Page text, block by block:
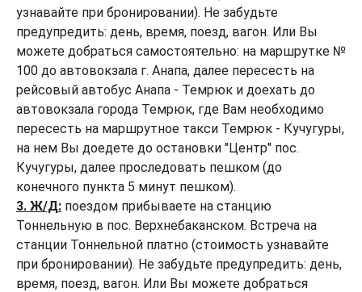
узнавайте при бронировании). Не забудьте
предупредить: день, время, поезд, вагон. Или Вы
можете добраться самостоятельно: на маршрутке №
100 до автовокзала г. Анапа, далее пересесть на
рейсовый автобус Анапа - Темрюк и доехать до
автовокзала города Темрюк, где Вам необходимо
пересесть на маршрутное такси Темрюк - Кучугуры,
на нем Вы доедете до остановки "Центр" пос.
Кучугуры, далее проследовать пешком (до
конечного пункта 5 минут пешком).
3. Ж/Д: поездом прибываете на станцию
Тоннельную в пос. Верхнебаканском. Встреча на
станции Тоннельной платно (стоимость узнавайте
при бронировании). Не забудьте предупредить: день,
время, поезд, вагон. Или Вы можете добраться